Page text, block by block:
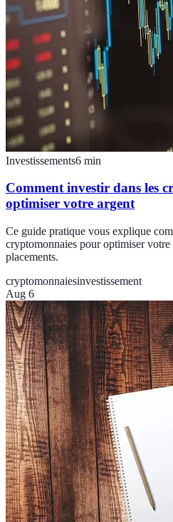
Investissements6 min
Comment investir dans les
optimiser votre argent
Ce guide pratique vous explique
cryptomonnaies pour optimiser votre
placements.
cryptomonnaiesinvestissement
Aug 6